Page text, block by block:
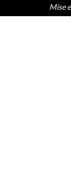
Mise